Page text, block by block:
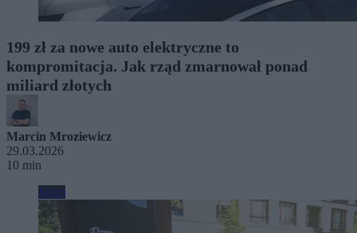
199 zł za nowe auto elektryczne to
kompromitacja. Jak rząd zmarnował ponad
miliard złotych
Marcin Mroziewicz
29.03.2026
10 min
Moto